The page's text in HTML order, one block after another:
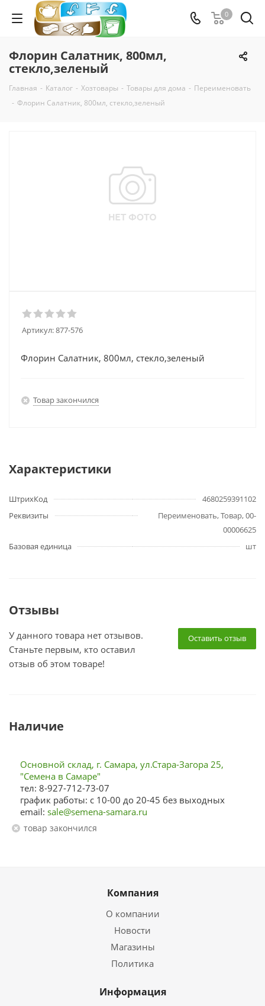
0
Флорин Салатник, 800мл,
стекло,зеленый
Главная - Каталог - Хозтовары - Товары для дома - Переименовать
- Флорин Салатник, 800мл, стекло,зеленый
Артикул:877-576
Флорин Салатник, 800мл, стекло,зеленый
Товар закончился
Характеристики
ШтрихКод
4680259391102
Реквизиты
Переименовать, Товар, 00-
00006625
Базовая единица
шт
Отзывы
Оставить отзыв
У данного товара нет отзывов.
Станьте первым, кто оставил
отзыв об этом товаре!
Наличие
Основной склад, г. Самара, ул.Стара-Загора 25,
"Семена в Самаре"
тел: 8-927-712-73-07
график работы: с 10-00 до 20-45 без выходных
email: sale@semena-samara.ru
Товар закончился
Компания
О компании
Новости
Магазины
Политика
Информация